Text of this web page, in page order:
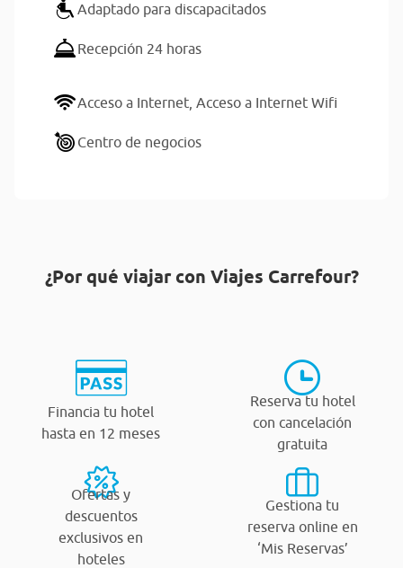
Adaptado para discapacitados
Recepción 24 horas
Acceso a Internet, Acceso a Internet Wifi
Centro de negocios
¿Por qué viajar con Viajes Carrefour?
Financia tu hotel
hasta en 12 meses
Reserva tu hotel
con cancelación
gratuita
Ofertas y
descuentos
exclusivos en
hoteles
Gestiona tu
reserva online en
‘Mis Reservas’